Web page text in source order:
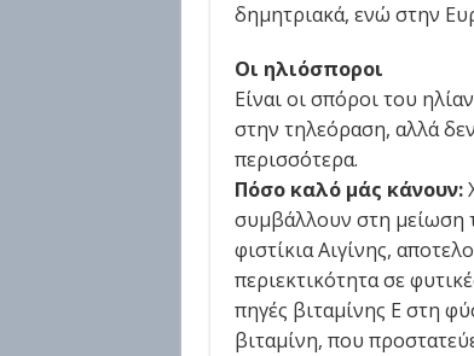
δημητριακά, ενώ στην
Οι ηλιόσποροι
Είναι οι σπόροι του
στην τηλεόραση, αλλά
περισσότερα.
Πόσο καλό μάς κάνουν:
συμβάλλουν στη μείωση
φιστίκια Αιγίνης,
περιεκτικότητα σε
πηγές βιταμίνης Ε στη
βιταμίνη, που